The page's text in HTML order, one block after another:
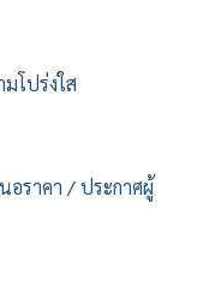
โปร่งใส
อราคา / ประกาศผู้